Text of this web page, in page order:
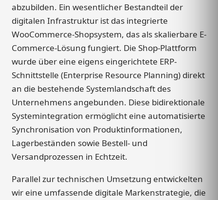
abzubilden. Ein wesentlicher Bestandteil der
digitalen Infrastruktur ist das integrierte
WooCommerce-Shopsystem, das als skalierbare E-
Commerce-Lösung fungiert. Die Shop-Plattform
wurde über eine eigens eingerichtete ERP-
Schnittstelle (Enterprise Resource Planning) direkt
an die bestehende Systemlandschaft des
Unternehmens angebunden. Diese bidirektionale
Systemintegration ermöglicht eine automatisierte
Synchronisation von Produktinformationen,
Lagerbeständen sowie Bestell- und
Versandprozessen in Echtzeit.
Parallel zur technischen Umsetzung entwickelten
wir eine umfassende digitale Markenstrategie, die